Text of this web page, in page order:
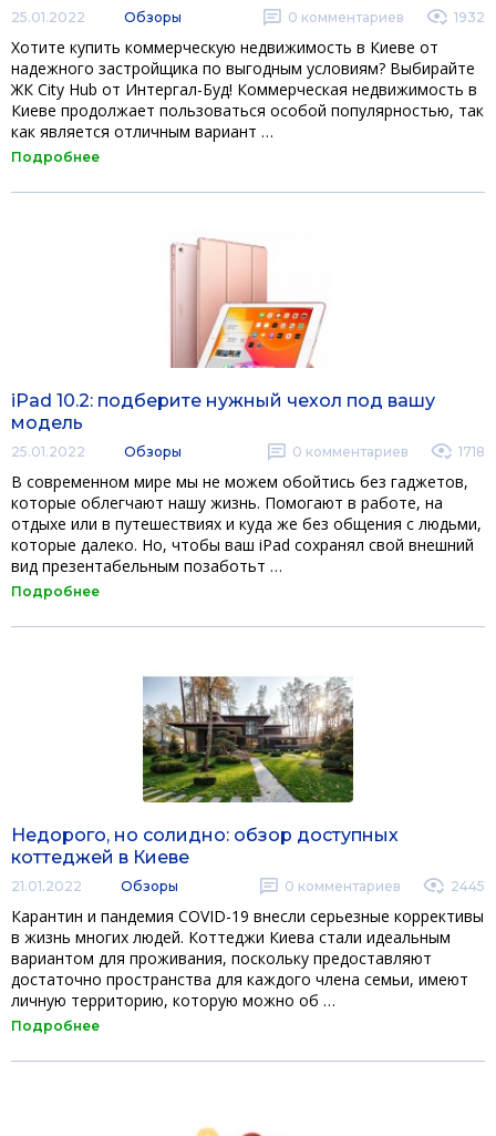
25.01.2022 Обзоры 0 комментариев 1932
Хотите купить коммерческую недвижимость в Киеве от
надежного застройщика по выгодным условиям? Выбирайте
ЖК City Hub от Интергал-Буд! Коммерческая недвижимость в
Киеве продолжает пользоваться особой популярностью, так
как является отличным вариант …
Подробнее
iPad 10.2: подберите нужный чехол под вашу
модель
25.01.2022 Обзоры 0 комментариев 1718
В современном мире мы не можем обойтись без гаджетов,
которые облегчают нашу жизнь. Помогают в работе, на
отдыхе или в путешествиях и куда же без общения с людьми,
которые далеко. Но, чтобы ваш iPad сохранял свой внешний
вид презентабельным позаботьт …
Подробнее
Недорого, но солидно: обзор доступных
коттеджей в Киеве
21.01.2022 Обзоры 0 комментариев 2445
Карантин и пандемия COVID-19 внесли серьезные коррективы
в жизнь многих людей. Коттеджи Киева стали идеальным
вариантом для проживания, поскольку предоставляют
достаточно пространства для каждого члена семьи, имеют
личную территорию, которую можно об …
Подробнее